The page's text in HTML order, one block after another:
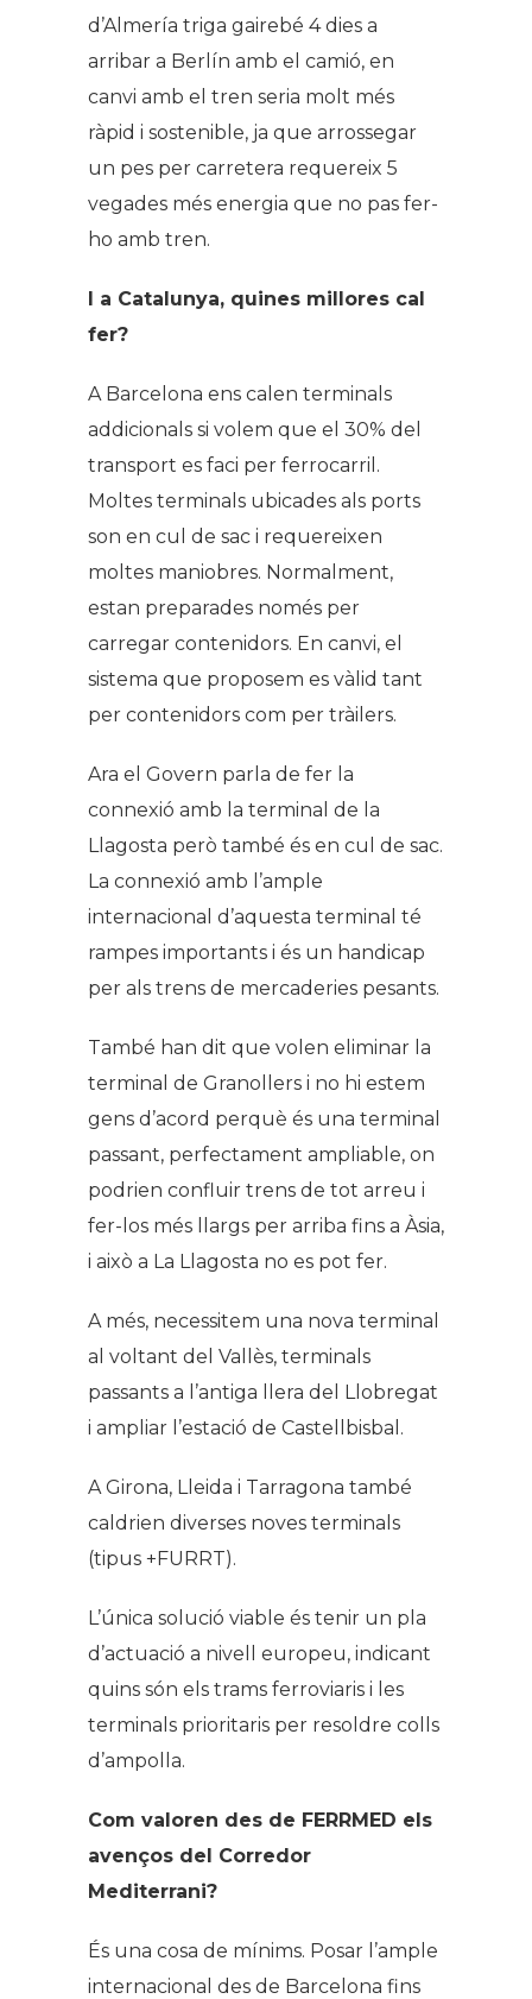
d’Almería triga gairebé 4 dies a
arribar a Berlín amb el camió, en
canvi amb el tren seria molt més
ràpid i sostenible, ja que arrossegar
un pes per carretera requereix 5
vegades més energia que no pas fer-
ho amb tren.
I a Catalunya, quines millores cal
fer?
A Barcelona ens calen terminals
addicionals si volem que el 30% del
transport es faci per ferrocarril.
Moltes terminals ubicades als ports
son en cul de sac i requereixen
moltes maniobres. Normalment,
estan preparades només per
carregar contenidors. En canvi, el
sistema que proposem es vàlid tant
per contenidors com per tràilers.
Ara el Govern parla de fer la
connexió amb la terminal de la
Llagosta però també és en cul de sac.
La connexió amb l’ample
internacional d’aquesta terminal té
rampes importants i és un handicap
per als trens de mercaderies pesants.
També han dit que volen eliminar la
terminal de Granollers i no hi estem
gens d’acord perquè és una terminal
passant, perfectament ampliable, on
podrien confluir trens de tot arreu i
fer-los més llargs per arriba fins a Àsia,
i això a La Llagosta no es pot fer.
A més, necessitem una nova terminal
al voltant del Vallès, terminals
passants a l’antiga llera del Llobregat
i ampliar l’estació de Castellbisbal.
A Girona, Lleida i Tarragona també
caldrien diverses noves terminals
(tipus +FURRT).
L’única solució viable és tenir un pla
d’actuació a nivell europeu, indicant
quins són els trams ferroviaris i les
terminals prioritaris per resoldre colls
d’ampolla.
Com valoren des de FERRMED els
avenços del Corredor
Mediterrani?
És una cosa de mínims. Posar l’ample
internacional des de Barcelona fins